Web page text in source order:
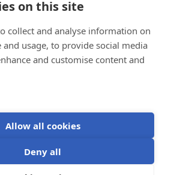
on this site
collect and analyse information on
usage, to provide social media
and customise content and
Allow all cookies
Deny all
Felhasználási feltételek